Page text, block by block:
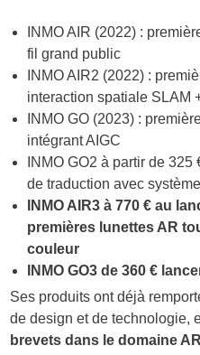
INMO AIR (2022) :
fil grand public
INMO AIR2 (2022) :
interaction spatiale SLAM
INMO GO (2023) :
intégrant AIGC
INMO GO2 à partir de
de traduction avec
INMO AIR3 à 770 € au
premières lunettes AR
couleur
INMO GO3 de 360 €
Ses produits ont déjà
de design et de technologie,
brevets dans le domaine